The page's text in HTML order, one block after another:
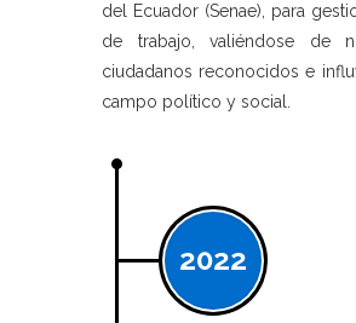
del Ecuador (Senae), para
de trabajo, valiéndose de
ciudadanos reconocidos e
campo político y social.
2022